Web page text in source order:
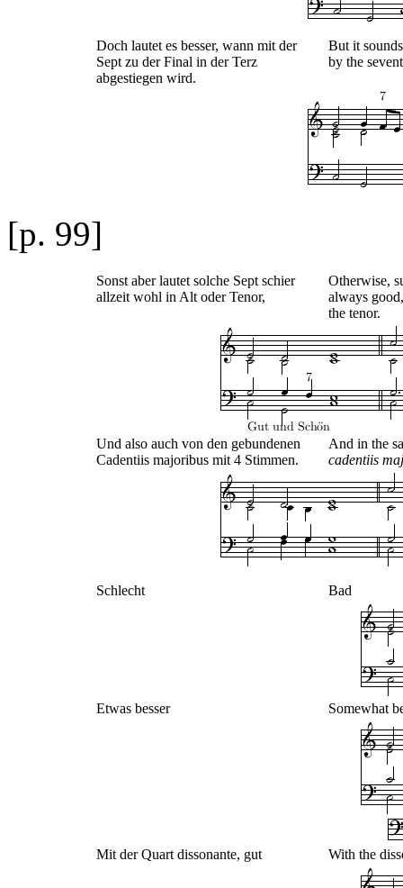
Doch lautet es besser, wann mit der
Sept zu der Final in der Terz
abgestiegen wird.
But it
by the
[p. 99]
Sonst aber lautet solche Sept schier
allzeit wohl in Alt oder Tenor,
Otherwise,
always
the tenor.
Und also auch von den gebundenen
Cadentiis majoribus mit 4 Stimmen.
And in the
cadentiis
Schlecht Bad
Etwas besser Somewhat
Mit der Quart dissonante, gut With the